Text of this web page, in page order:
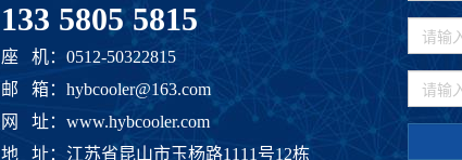
133 5805 5815
座 机：0512-50322815
邮 箱：hybcooler@163.com
网 址：www.hybcooler.com
地 址：江苏省昆山市玉杨路1111号12栋